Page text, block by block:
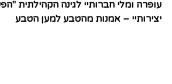
עופרה ומלי חברותיי לגינה הקהילתית
יצירותיי – אמנות מהטבע למען הטבע